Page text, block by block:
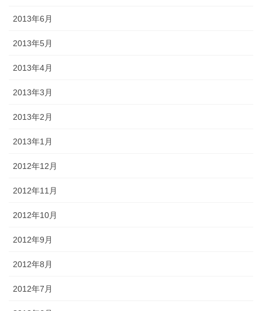
2013年6月
2013年5月
2013年4月
2013年3月
2013年2月
2013年1月
2012年12月
2012年11月
2012年10月
2012年9月
2012年8月
2012年7月